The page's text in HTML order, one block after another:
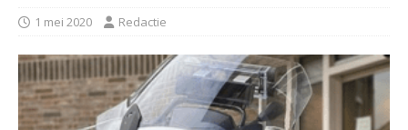
1 mei 2020 Redactie